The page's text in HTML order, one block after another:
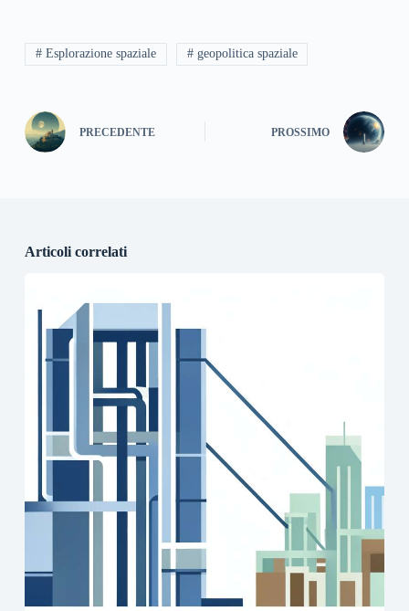
# Esplorazione spaziale # geopolitica spaziale
PRECEDENTE PROSSIMO
Articoli correlati